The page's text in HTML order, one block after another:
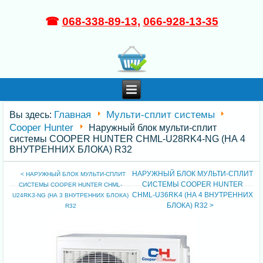
☎ 068-338-89-13, 066-928-13-35
Вы здесь: Главная
Мульти-сплит системы
Cooper Hunter
Наружный блок мульти-сплит
системы COOPER HUNTER CHML-U28RK4-NG (НА 4
ВНУТРЕННИХ БЛОКА) R32
< НАРУЖНЫЙ БЛОК МУЛЬТИ-СПЛИТ
СИСТЕМЫ COOPER HUNTER CHML-
U24RK3-NG (НА 3 ВНУТРЕННИХ БЛОКА)
R32
НАРУЖНЫЙ БЛОК МУЛЬТИ-СПЛИТ
СИСТЕМЫ COOPER HUNTER
CHML-U36RK4 (НА 4 ВНУТРЕННИХ
БЛОКА) R32 >